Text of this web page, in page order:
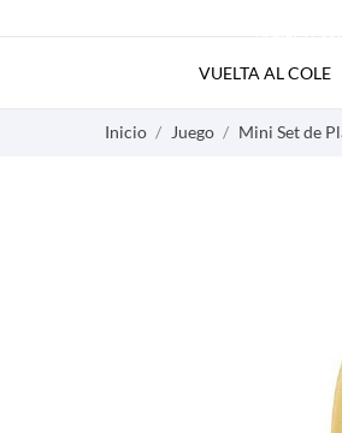
VUELTA AL COLE
Inicio Juego Mini Set de